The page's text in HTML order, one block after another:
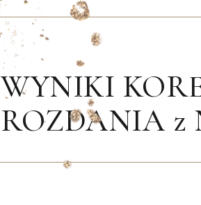
WYNIKI
ROZDANIA z